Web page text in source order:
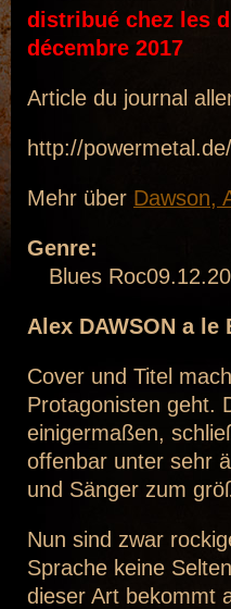
distribué chez les
décembre 2017
Article du journal
http://
Mehr über Dawson,
Genre:
Blues
Alex DAWSON a le
Cover und Titel
Protagonisten geht.
einigermaßen,
offenbar unter sehr
und Sänger zum
Nun sind zwar
Sprache keine
dieser Art bekommt